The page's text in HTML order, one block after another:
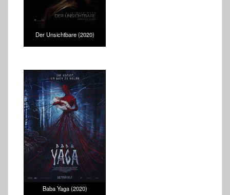
Der Unsichtbare (2020)
Baba Yaga (2020)